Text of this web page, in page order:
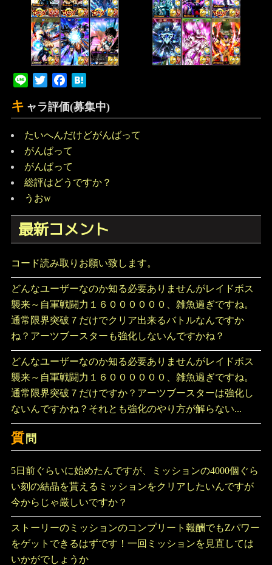
Line Twitter Facebook
キ ャラ評価(募集中)
たいへんだけどがんばって
がんばって
がんばって
総評はどうですか？
うおw
最新コメント
コード読み取りお願い致します。
どんなユーザーなのか知る必要ありませんがレイドボス
襲来～自軍戦闘力１６００００００、雑魚過ぎですね。
通常限界突破７だけでクリア出来るバトルなんですか
ね？アーツブースターも強化しないんですかね？
どんなユーザーなのか知る必要ありませんがレイドボス
襲来～自軍戦闘力１６００００００、雑魚過ぎですね。
通常限界突破７だけですか？アーツブースターは強化し
ないんですかね？それとも強化のやり方が解らない...
質 問
5日前ぐらいに始めたんですが、ミッションの4000個ぐら
い刻の結晶を貰えるミッションをクリアしたいんですが
今からじゃ厳しいですか？
ストーリーのミッションのコンプリート報酬でもZパワー
をゲットできるはずです！一回ミッションを見直しては
いかがでしょうか